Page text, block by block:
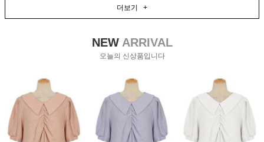
더보기 +
NEWARRIVAL
오늘의 신상품입니다